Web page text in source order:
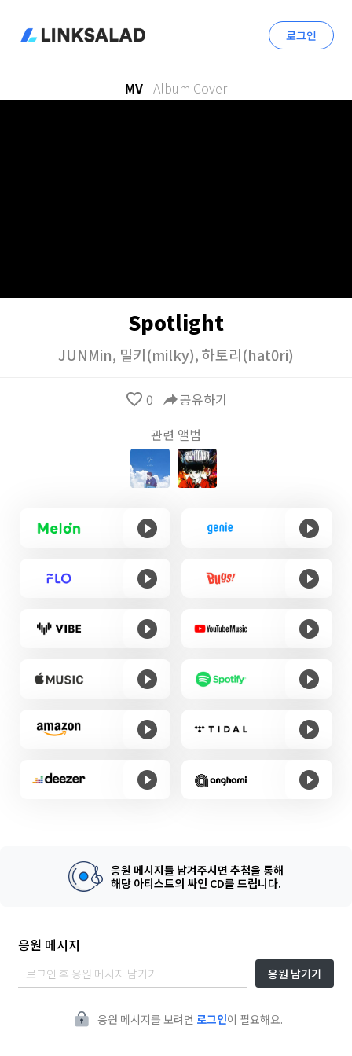
로그인
MV | Album Cover
Spotlight
JUNMin, 밀키(milky),하토리(hat0ri)
favorite_border 0 reply공유하기
관련 앨범
응원 메시지를 남겨주시면 추첨을 통해
해당 아티스트의 싸인 CD를 드립니다.
응원 메시지
응원 남기기
응원 메시지를 보려면 로그인이 필요해요.